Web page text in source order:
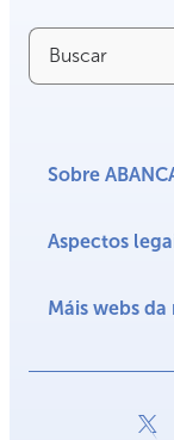
Buscar
Sobre
Aspectos
Máis webs da